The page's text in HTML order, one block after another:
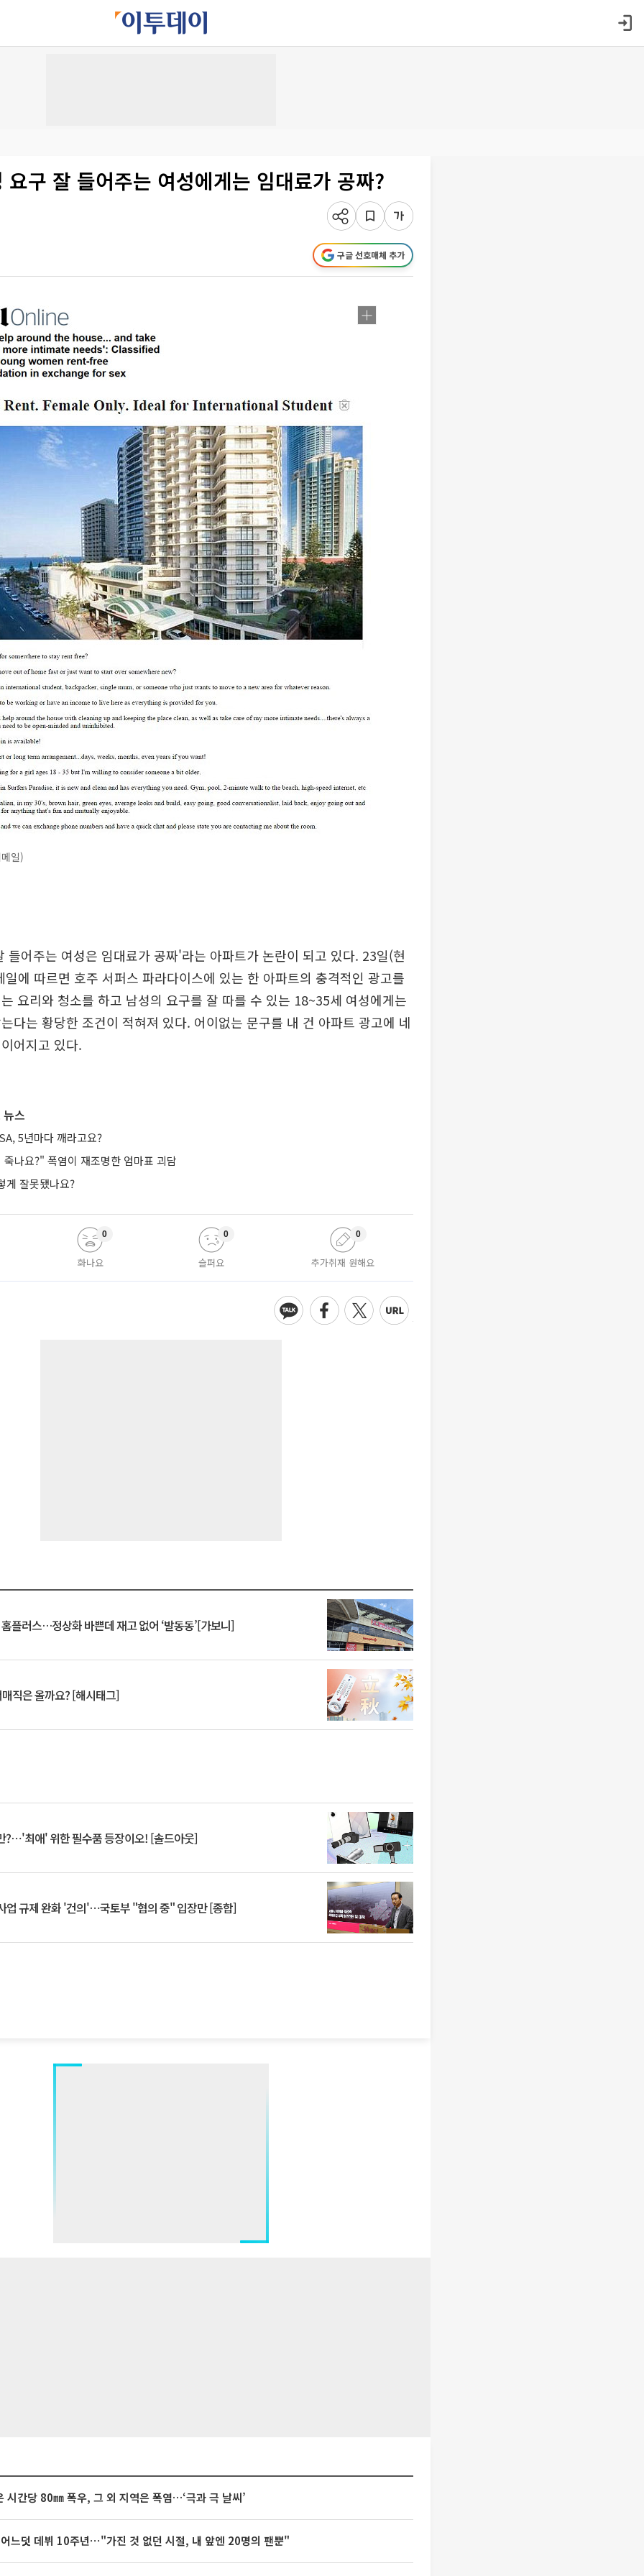
구 잘 들어주는 여성에게는 임대료가 공짜?
구글 선호매체 추가
일)
들어주는 여성은 임대료가 공짜'라는 아파트가 논란이 되고 있다. 23일(현
일에 따르면 호주 서퍼스 파라다이스에 있는 한 아파트의 충격적인 광고를
요리와 청소를 하고 남성의 요구를 잘 따를 수 있는 18~35세 여성에게는
다는 황당한 조건이 적혀져 있다. 어이없는 문구를 내 건 아파트 광고에 네
어지고 있다.
스
5년마다 깨라고요?
나요?" 폭염이 재조명한 엄마표 괴담
게 잘못됐나요?
화나요
0
슬퍼요
0
추가취재 원해요
0
플러스…정상화 바쁜데 재고 없어 ‘발동동’[가보니]
직은 올까요? [해시태그]
?⋯'최애' 위한 필수품 등장이오! [솔드아웃]
업 규제 완화 '건의'⋯국토부 "협의 중" 입장만 [종합]
시간당 80㎜ 폭우, 그 외 지역은 폭염…‘극과 극 날씨’
느덧 데뷔 10주년⋯"가진 것 없던 시절, 내 앞엔 20명의 팬뿐"